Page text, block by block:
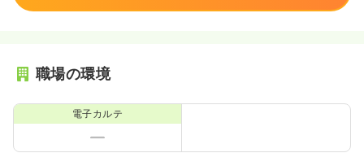
職場の環境
電子カルテ